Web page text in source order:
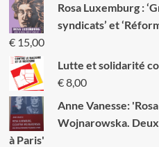
Rosa Luxemburg :
syndicats’ et
€15,00
Lutte et solidarité
€8,00
Anne Vanesse:
Wojnarowska.
à Paris'